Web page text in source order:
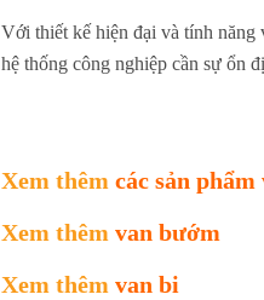
Với thiết kế hiện đại và tính
hệ thống công nghiệp cần sự ổn
Xem thêm các sản
Xem thêm van bướm
Xem thêm van bi